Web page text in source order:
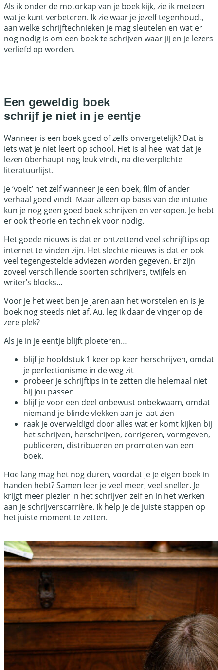
Als ik onder de motorkap van je boek kijk, zie ik meteen
wat je kunt verbeteren. Ik zie waar je jezelf tegenhoudt,
aan welke schrijftechnieken je mag sleutelen en wat er
nog nodig is om een boek te schrijven waar jij en je lezers
verliefd op worden.
Een geweldig boek
schrijf je niet in je eentje
Wanneer is een boek goed of zelfs onvergetelijk? Dat is
iets wat je niet leert op school. Het is al heel wat dat je
lezen überhaupt nog leuk vindt, na die verplichte
literatuurlijst.
Je ‘voelt’ het zelf wanneer je een boek, film of ander
verhaal goed vindt. Maar alleen op basis van die intuïtie
kun je nog geen goed boek schrijven en verkopen. Je hebt
er ook theorie en techniek voor nodig.
Het goede nieuws is dat er ontzettend veel schrijftips op
internet te vinden zijn. Het slechte nieuws is dat er ook
veel tegengestelde adviezen worden gegeven. Er zijn
zoveel verschillende soorten schrijvers, twijfels en
writer’s blocks…
Voor je het weet ben je jaren aan het worstelen en is je
boek nog steeds niet af. Au, leg ik daar de vinger op de
zere plek?
Als je in je eentje blijft ploeteren…
blijf je hoofdstuk 1 keer op keer herschrijven, omdat
je perfectionisme in de weg zit
probeer je schrijftips in te zetten die helemaal niet
bij jou passen
blijf je voor een deel onbewust onbekwaam, omdat
niemand je blinde vlekken aan je laat zien
raak je overweldigd door alles wat er komt kijken bij
het schrijven, herschrijven, corrigeren, vormgeven,
publiceren, distribueren en promoten van een
boek.
Hoe lang mag het nog duren, voordat je je eigen boek in
handen hebt? Samen leer je veel meer, veel sneller. Je
krijgt meer plezier in het schrijven zelf en in het werken
aan je schrijverscarrière. Ik help je de juiste stappen op
het juiste moment te zetten.